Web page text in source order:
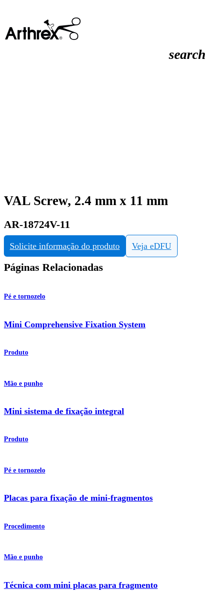
search
VAL Screw, 2.4 mm x 11 mm
AR-18724V-11
Solicite informação do produto Veja eDFU
Páginas Relacionadas
Pé e tornozelo
Mini Comprehensive Fixation System
Produto
Mão e punho
Mini sistema de fixação integral
Produto
Pé e tornozelo
Placas para fixação de mini-fragmentos
Procedimento
Mão e punho
Técnica com mini placas para fragmento